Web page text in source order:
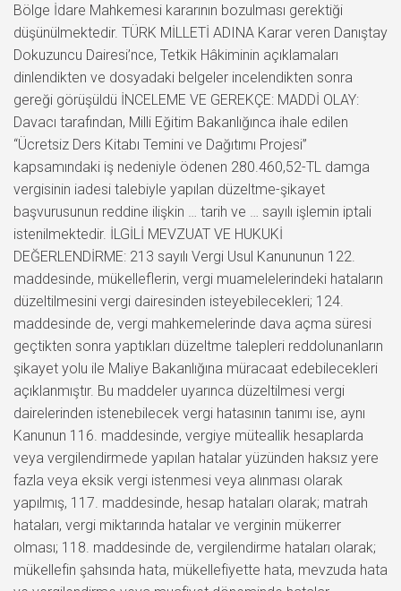
Bölge İdare Mahkemesi kararının bozulması gerektiği
düşünülmektedir. TÜRK MİLLETİ ADINA Karar veren Danıştay
Dokuzuncu Dairesi’nce, Tetkik Hâkiminin açıklamaları
dinlendikten ve dosyadaki belgeler incelendikten sonra
gereği görüşüldü İNCELEME VE GEREKÇE: MADDİ OLAY:
Davacı tarafından, Milli Eğitim Bakanlığınca ihale edilen
“Ücretsiz Ders Kitabı Temini ve Dağıtımı Projesi”
kapsamındaki iş nedeniyle ödenen 280.460,52-TL damga
vergisinin iadesi talebiyle yapılan düzeltme-şikayet
başvurusunun reddine ilişkin … tarih ve … sayılı işlemin iptali
istenilmektedir. İLGİLİ MEVZUAT VE HUKUKİ
DEĞERLENDİRME: 213 sayılı Vergi Usul Kanununun 122.
maddesinde, mükelleflerin, vergi muamelelerindeki hataların
düzeltilmesini vergi dairesinden isteyebilecekleri; 124.
maddesinde de, vergi mahkemelerinde dava açma süresi
geçtikten sonra yaptıkları düzeltme talepleri reddolunanların
şikayet yolu ile Maliye Bakanlığına müracaat edebilecekleri
açıklanmıştır. Bu maddeler uyarınca düzeltilmesi vergi
dairelerinden istenebilecek vergi hatasının tanımı ise, aynı
Kanunun 116. maddesinde, vergiye müteallik hesaplarda
veya vergilendirmede yapılan hatalar yüzünden haksız yere
fazla veya eksik vergi istenmesi veya alınması olarak
yapılmış, 117. maddesinde, hesap hataları olarak; matrah
hataları, vergi miktarında hatalar ve verginin mükerrer
olması; 118. maddesinde de, vergilendirme hataları olarak;
mükellefin şahsında hata, mükellefiyette hata, mevzuda hata